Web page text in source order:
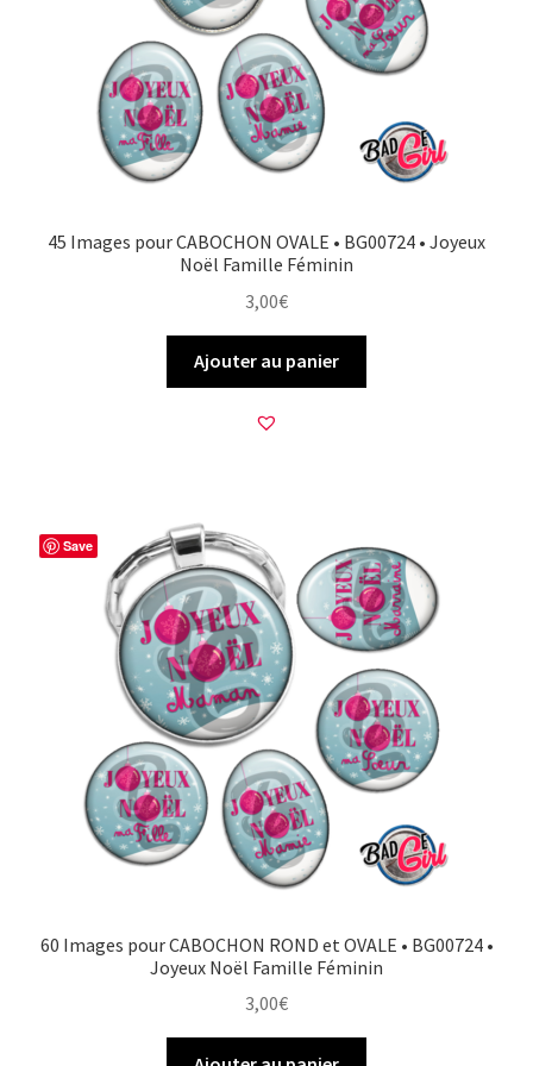
Mon compte
Wishlist
Panier
Politique de Confidentialité
Validation de la commande
45 Images pour CABOCHON OVALE • BG00724 • Joyeux
Noël Famille Féminin
3,00€
Ajouter au panier
Save
60 Images pour CABOCHON ROND et OVALE • BG00724 •
Joyeux Noël Famille Féminin
3,00€